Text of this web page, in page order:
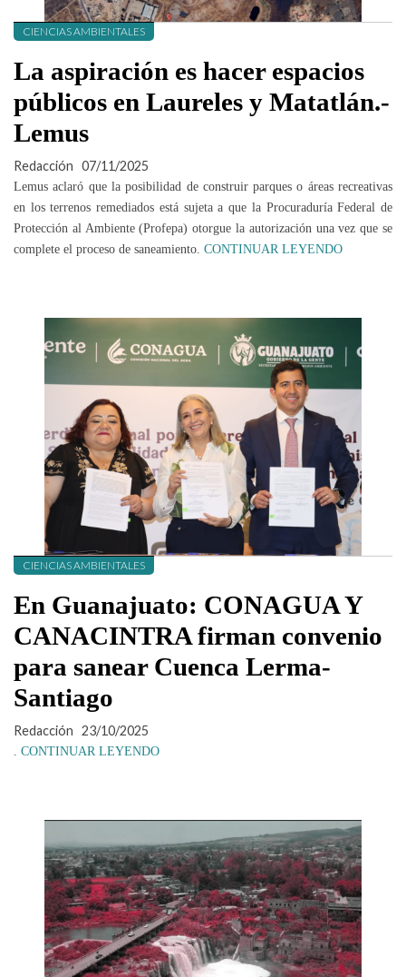
CIENCIAS AMBIENTALES
La aspiración es hacer espacios
públicos en Laureles y Matatlán.-
Lemus
Redacción 07/11/2025
Lemus aclaró que la posibilidad de construir parques o áreas recreativas
en los terrenos remediados está sujeta a que la Procuraduría Federal de
Protección al Ambiente (Profepa) otorgue la autorización una vez que se
complete el proceso de saneamiento. CONTINUAR LEYENDO
CIENCIAS AMBIENTALES
En Guanajuato: CONAGUA Y
CANACINTRA firman convenio
para sanear Cuenca Lerma-
Santiago
Redacción 23/10/2025
CONTINUAR LEYENDO